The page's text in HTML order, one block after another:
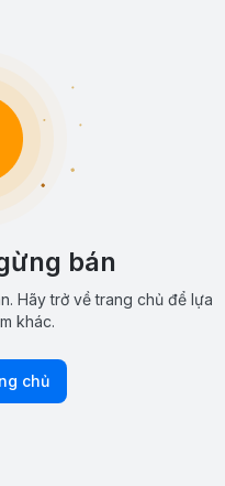
bán
Hãy trở về trang chủ để lựa
khác.
chủ